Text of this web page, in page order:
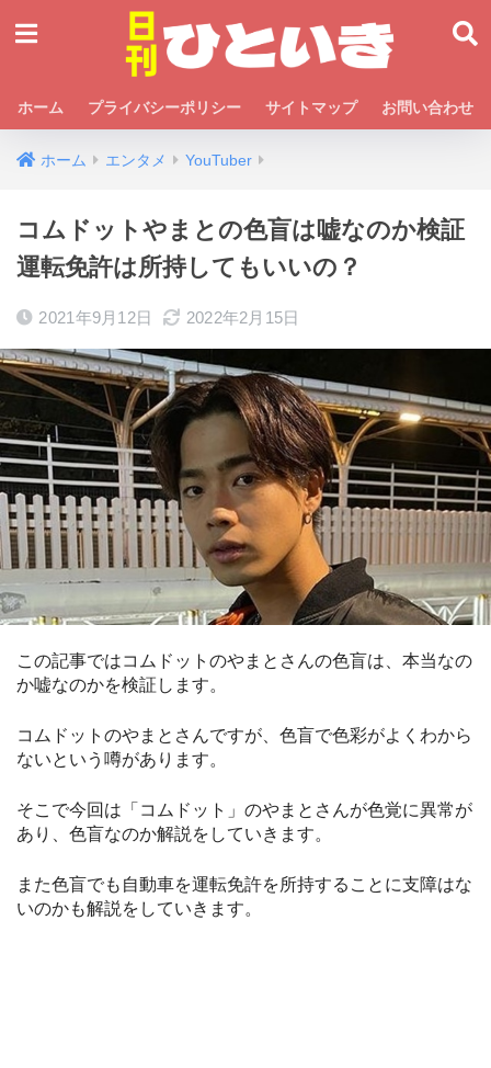
ホーム プライバシーポリシー サイトマップ お問い合わせ
ホーム エンタメ YouTuber
コムドットやまとの色盲は嘘なのか検証
運転免許は所持してもいいの？
2021年9月12日 2022年2月15日
この記事ではコムドットのやまとさんの色盲は、本当なの
か嘘なのかを検証します。
コムドットのやまとさんですが、色盲で色彩がよくわから
ないという噂があります。
そこで今回は「コムドット」のやまとさんが色覚に異常が
あり、色盲なのか解説をしていきます。
また色盲でも自動車を運転免許を所持することに支障はな
いのかも解説をしていきます。